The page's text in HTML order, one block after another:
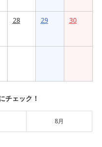
28 29 30
チェック！
8月